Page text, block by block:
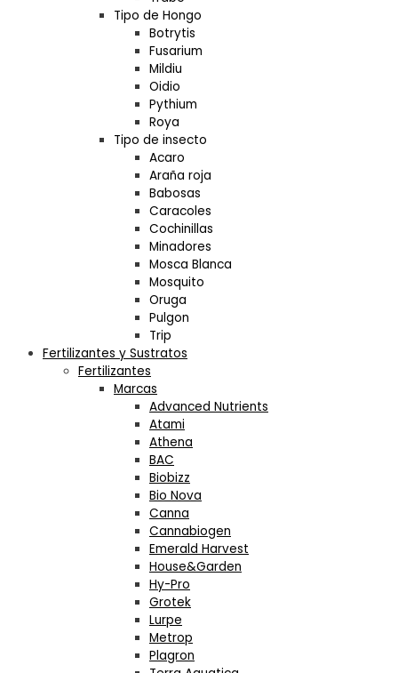
Tipo de Hongo
Botrytis
Fusarium
Mildiu
Oidio
Pythium
Roya
Tipo de insecto
Acaro
Araña roja
Babosas
Caracoles
Cochinillas
Minadores
Mosca Blanca
Mosquito
Oruga
Pulgon
Trip
Fertilizantes y Sustratos
Fertilizantes
Marcas
Advanced Nutrients
Atami
Athena
BAC
Biobizz
Bio Nova
Canna
Cannabiogen
Emerald Harvest
House&Garden
Hy-Pro
Grotek
Lurpe
Metrop
Plagron